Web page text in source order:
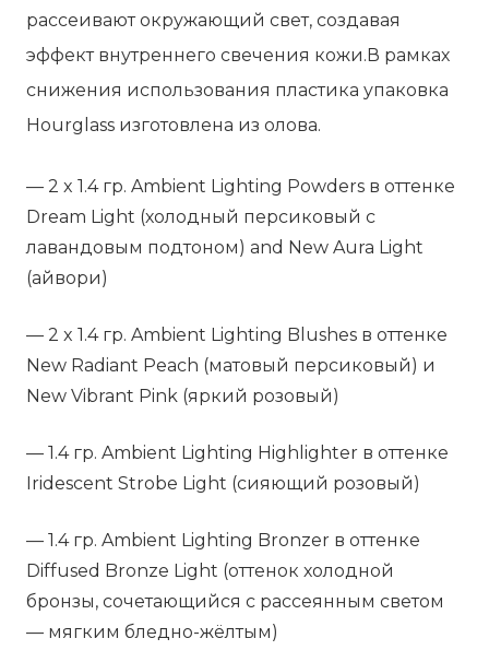
рассеивают окружающий свет, создавая
эффект внутреннего свечения кожи.В рамках
снижения использования пластика упаковка
Hourglass изготовлена из олова.
— 2 x 1.4 гр. Ambient Lighting Powders в оттенке
Dream Light (холодный персиковый с
лавандовым подтоном) and New Aura Light
(айвори)
— 2 x 1.4 гр. Ambient Lighting Blushes в оттенке
New Radiant Peach (матовый персиковый) и
New Vibrant Pink (яркий розовый)
— 1.4 гр. Ambient Lighting Highlighter в оттенке
Iridescent Strobe Light (сияющий розовый)
— 1.4 гр. Ambient Lighting Bronzer в оттенке
Diffused Bronze Light (оттенок холодной
бронзы, сочетающийся с рассеянным светом
— мягким бледно-жёлтым)